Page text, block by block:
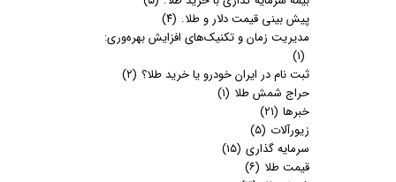
پیش بینی قیمت دلار و طلا. (۴)
مدیریت زمان و تکنیک‌های افزایش بهره‌وری:
(۱)
ثبت نام در ایران خودرو یا خرید طلا؟ (۲)
حراج شمش طلا (۱)
خبرها (۲۱)
زیورآلات (۵)
سرمایه گذاری (۱۵)
قیمت طلا (۶)